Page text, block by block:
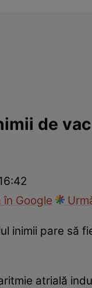
de
Google
inimii pare să
atrială